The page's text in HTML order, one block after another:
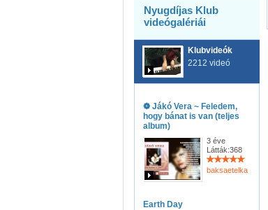
Nyugdíjas Klub
videógalériái
Klubvideók
2212 videó
❁ Jákó Vera ~ Feledem,
hogy bánat is van (teljes
album)
3 éve
Látták:368
baksaetelka
Earth Day